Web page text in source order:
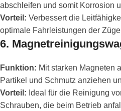
abschleifen und somit Korrosion
Vorteil: Verbessert die
optimale Fahrleistungen der
6.
Funktion: Mit starken Magneten
Partikel und Schmutz anziehen
Vorteil: Ideal für die Reinigung
Schrauben, die beim Betrieb